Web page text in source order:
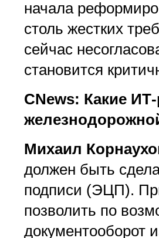
начала
столь жестких
сейчас
становится
CNews: Какие
Михаил
должен быть
подписи (ЭЦП).
позволить по
документооборот